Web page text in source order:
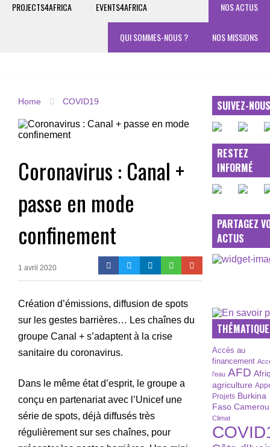
PROJECTS4AFRICA EVENTS4AFRICA NOS ACTUS
NOS MISSIONS
QUI SOMMES-NOUS ?
Home COVID19
Coronavirus : Canal +
passe en mode
confinement
1 avril 2020
Création d’émissions, diffusion de spots
sur les gestes barrières… Les chaînes du
groupe Canal + s’adaptent à la crise
sanitaire du coronavirus.
Dans le même état d’esprit, le groupe a
conçu en partenariat avec l’Unicef une
série de spots, déjà diffusés très
régulièrement sur ses chaînes, pour
SUIVEZ-
RESTEZ
INFORMÉ
PARTAGEZ
ACTUS
Accès au
financement
l’eau AFD
agriculture
Projets Burkina
Faso
Climat